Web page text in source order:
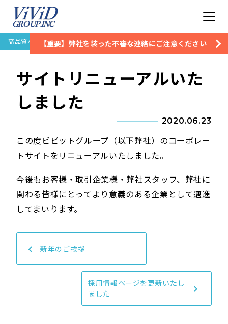
【重要】弊社を装った不審な連絡にご注意ください
高品質な住宅設備保証なら株式会社ビビッドグループお知らせサイトリニ
サイトリニューアルいた
しました
2020.06.23
この度ビビットグループ（以下弊社）のコーポレー
トサイトをリニューアルいたしました。
今後もお客様・取引企業様・弊社スタッフ、弊社に
関わる皆様にとってより意義のある企業として邁進
してまいります。
新年のご挨拶
採用情報ページを更新いたし
ました